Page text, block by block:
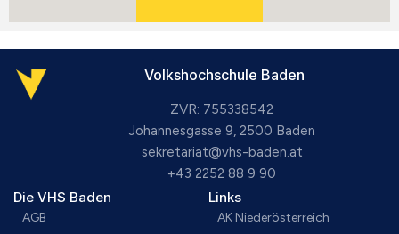
Volkshochschule Baden
ZVR: 755338542
Johannesgasse 9, 2500 Baden
sekretariat@vhs-baden.at
+43 2252 88 9 90
Die VHS Baden
AGB
Links
AK Niederösterreich